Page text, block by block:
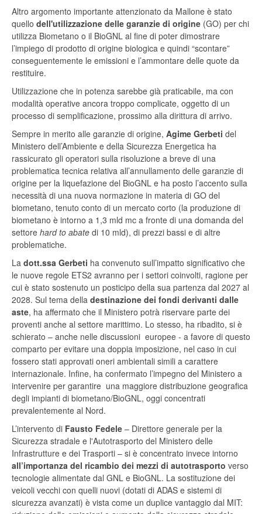
Altro argomento importante attenzionato da Mallone è stato
quello dell'utilizzazione delle garanzie di origine (GO) per chi
utilizza Biometano o il BioGNL al fine di poter dimostrare
l’impiego di prodotto di origine biologica e quindi “scontare”
conseguentemente le emissioni e l’ammontare delle quote da
restituire.
Utilizzazione che in potenza sarebbe già praticabile, ma con
modalità operative ancora troppo complicate, oggetto di un
processo di semplificazione, prossimo alla dirittura di arrivo.
Sempre in merito alle garanzie di origine, Agime Gerbeti del
Ministero dell’Ambiente e della Sicurezza Energetica ha
rassicurato gli operatori sulla risoluzione a breve di una
problematica tecnica relativa all’annullamento delle garanzie di
origine per la liquefazione del BioGNL e ha posto l’accento sulla
necessità di una nuova normazione in materia di GO del
biometano, tenuto conto di un mercato corto (la produzione di
biometano è intorno a 1,3 mld mc a fronte di una domanda del
settore hard to abate di 10 mld), di prezzi bassi e di altre
problematiche.
La dott.ssa Gerbeti ha convenuto sull’impatto significativo che
le nuove regole ETS2 avranno per i settori coinvolti, ragione per
cui è stato sostenuto un posticipo della sua partenza dal 2027 al
2028. Sul tema della destinazione dei fondi derivanti dalle
aste, ha affermato che il Ministero potrà riservare parte dei
proventi anche al settore marittimo. Lo stesso, ha ribadito, si è
schierato – anche nelle discussioni europee - a favore di questo
comparto per evitare una doppia imposizione, nel caso in cui
fossero stati approvati oneri ambientali simili a carattere
internazionale. Infine, ha confermato l’impegno del Ministero a
intervenire per garantire una maggiore distribuzione geografica
degli impianti di biometano/BioGNL, oggi concentrati
prevalentemente al Nord.
L’intervento di Fausto Fedele – Direttore generale per la
Sicurezza stradale e l'Autotrasporto del Ministero delle
Infrastrutture e dei Trasporti – si è concentrato invece intorno
all’importanza del ricambio dei mezzi di autotrasporto verso
tecnologie alimentate dal GNL e BioGNL. La sostituzione dei
veicoli vecchi con quelli nuovi (dotati di ADAS e sistemi di
sicurezza avanzati) è vista come un duplice vantaggio dal MIT: